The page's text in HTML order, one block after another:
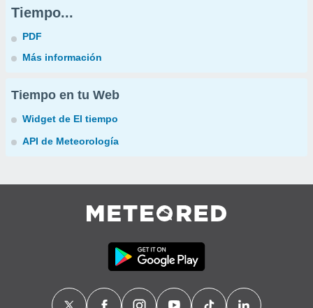
Tiempo...
PDF
Más información
Tiempo en tu Web
Widget de El tiempo
API de Meteorología